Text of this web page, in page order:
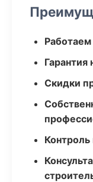
Работаем
Гарантия
Скидки
Контроль